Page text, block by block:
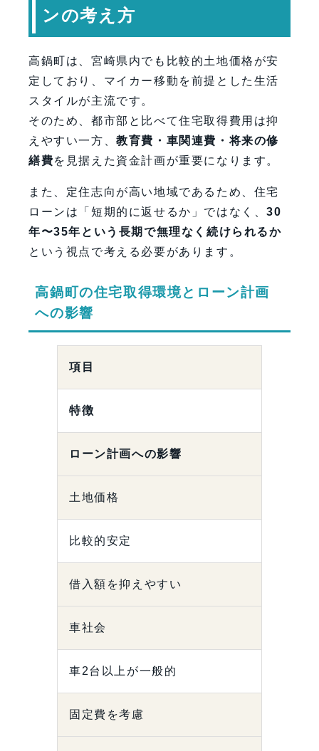
ンの考え方
高鍋町は、宮崎県内でも比較的土地価格が安
定しており、マイカー移動を前提とした生活
スタイルが主流です。
そのため、都市部と比べて住宅取得費用は抑
えやすい一方、教育費・車関連費・将来の修
繕費を見据えた資金計画が重要になります。
また、定住志向が高い地域であるため、住宅
ローンは「短期的に返せるか」ではなく、30
年〜35年という長期で無理なく続けられるか
という視点で考える必要があります。
高鍋町の住宅取得環境とローン計画
への影響
項目
特徴
ローン計画への影響
土地価格
比較的安定
借入額を抑えやすい
車社会
車2台以上が一般的
固定費を考慮